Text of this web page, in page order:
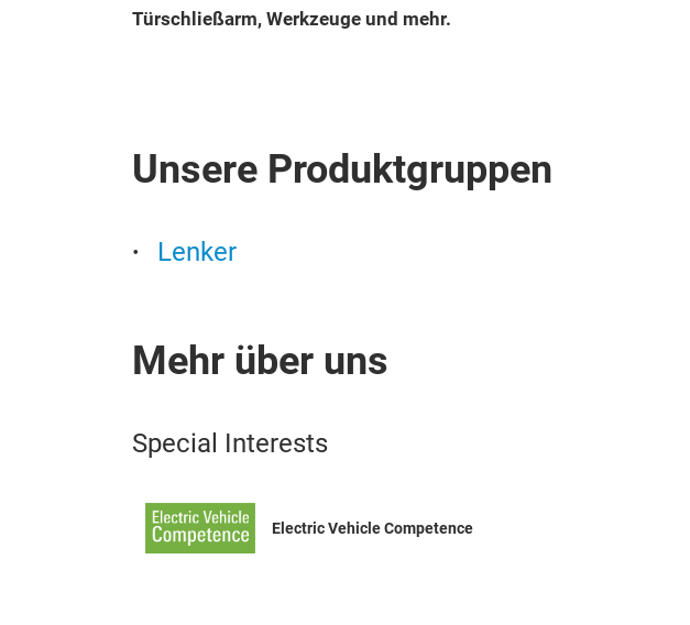
Türschließarm, Werkzeuge und mehr.
Unsere Produktgruppen
Lenker
Mehr über uns
Special Interests
Electric Vehicle Competence